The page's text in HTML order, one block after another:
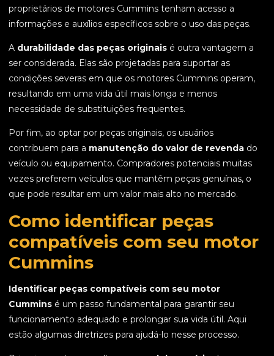
proprietários de motores Cummins tenham acesso a
informações e auxílios específicos sobre o uso das peças.
A durabilidade das peças originais é outra vantagem a
ser considerada. Elas são projetadas para suportar as
condições severas em que os motores Cummins operam,
resultando em uma vida útil mais longa e menos
necessidade de substituições frequentes.
Por fim, ao optar por peças originais, os usuários
contribuem para a manutenção do valor de revenda do
veículo ou equipamento. Compradores potenciais muitas
vezes preferem veículos que mantêm peças genuínas, o
que pode resultar em um valor mais alto no mercado.
Como identificar peças
compatíveis com seu motor
Cummins
Identificar peças compatíveis com seu motor
Cummins é um passo fundamental para garantir seu
funcionamento adequado e prolongar sua vida útil. Aqui
estão algumas diretrizes para ajudá-lo nesse processo.